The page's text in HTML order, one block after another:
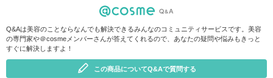
Q&Aは美容のことならなんでも解決できるみんなのコミュニティサービスです。美容
の専門家や＠cosmeメンバーさんが答えてくれるので、あなたの疑問や悩みもきっと
すぐに解決しますよ！
この商品についてQ&Aで質問する